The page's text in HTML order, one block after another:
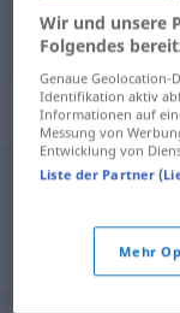
csípős bissig FIG
©
Wir und unsere
Folgendes
Genaue Geolocation-
Identifikation aktiv
Informationen auf
Messung von
Entwicklung von
Liste der Partner
Mehr